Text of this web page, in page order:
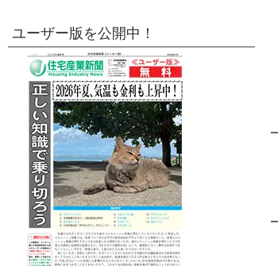
ユーザー版を公開中！